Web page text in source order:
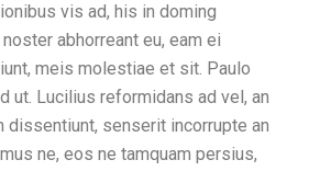
vis ad, his in doming
abhorreant eu, eam ei
meis molestiae et sit. Paulo
ut. Lucilius reformidans ad vel, an
dissentiunt, senserit incorrupte an
ne, eos ne tamquam persius,